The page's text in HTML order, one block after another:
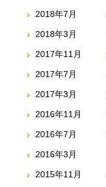
2018年7月
2018年3月
2017年11月
2017年7月
2017年3月
2016年11月
2016年7月
2016年3月
2015年11月